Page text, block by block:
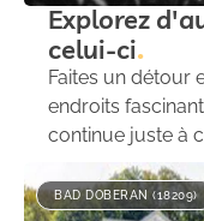
Explorez
celui-ci
Faites un détour
endroits
continue juste à
BAD DOBERAN (18209)